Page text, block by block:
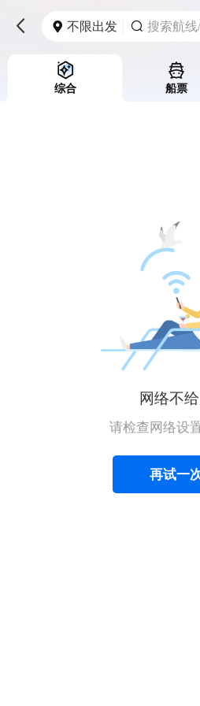
  不限出发  搜索航
综合 船票
网络不
请检查网络设
再试一